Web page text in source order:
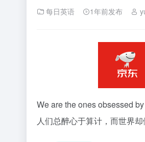
每日英语 1年前发布
We are the ones obsessed
人们总醉心于算计，而世界却